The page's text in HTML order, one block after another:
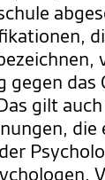
gegen
gilt
die